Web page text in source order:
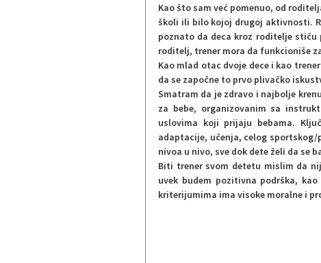
Kao što sam već pomenuo, od
školi ili bilo kojoj drugoj aktivnosti.
poznato da deca kroz roditelje
roditelj, trener mora da funkcioniše
Kao mlad otac dvoje dece i kao
da se započne to prvo plivačko
Smatram da je zdravo i najbolje
za bebe, organizovanim sa
uslovima koji prijaju bebama.
adaptacije, učenja, celog
nivoa u nivo, sve dok dete želi da se
Biti trener svom detetu mislim da
uvek budem pozitivna podrška,
kriterijumima ima visoke moralne i